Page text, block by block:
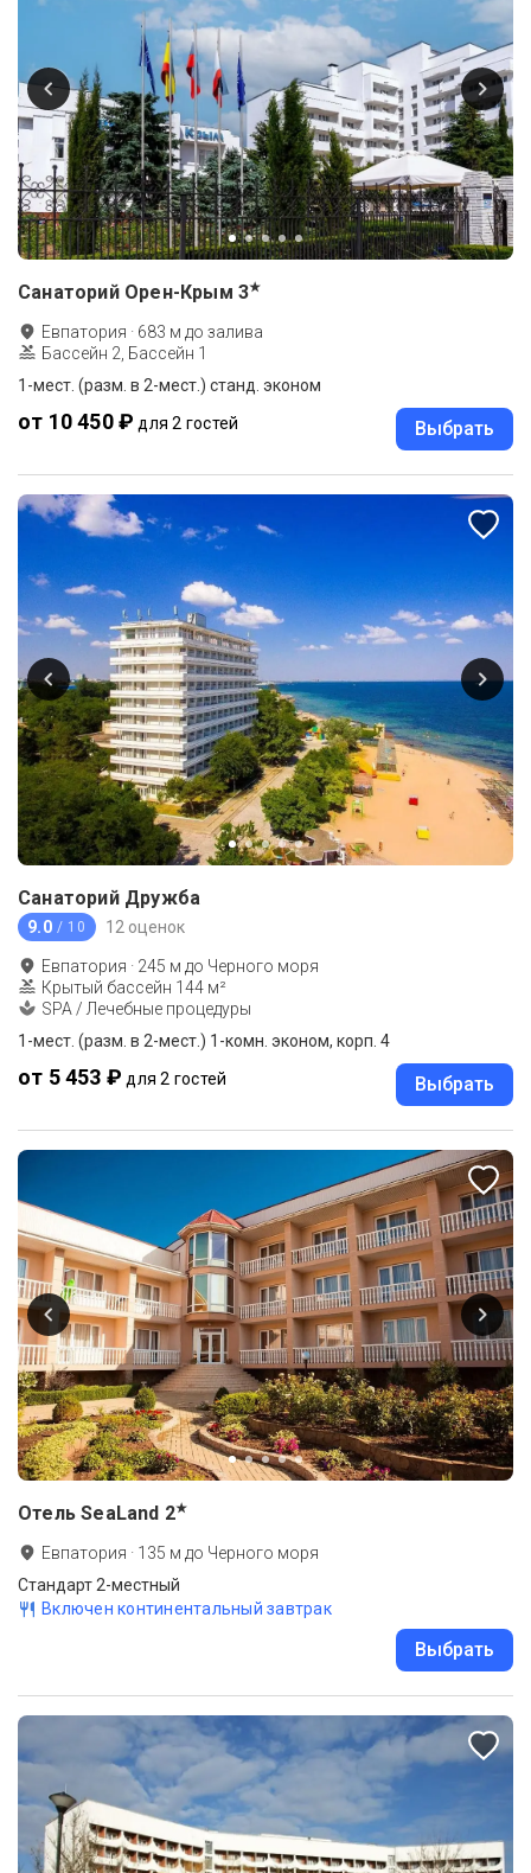
Санаторий Орен-Крым 3★
Евпатория · 683 м до залива
Бассейн 2, Бассейн 1
1-мест. (разм. в 2-мест.) станд. эконом
от 10 450 ₽ для 2 гостей Выбрать
Санаторий Дружба
9.0 / 10 12 оценок
Евпатория · 245 м до Черного моря
Крытый бассейн 144 м²
SPA / Лечебные процедуры
1-мест. (разм. в 2-мест.) 1-комн. эконом, корп. 4
от 5 453 ₽ для 2 гостей Выбрать
Отель SeaLand 2★
Евпатория · 135 м до Черного моря
Стандарт 2-местный
Включен континентальный завтрак
Выбрать